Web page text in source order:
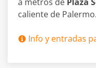
caliente de
Info y entradas